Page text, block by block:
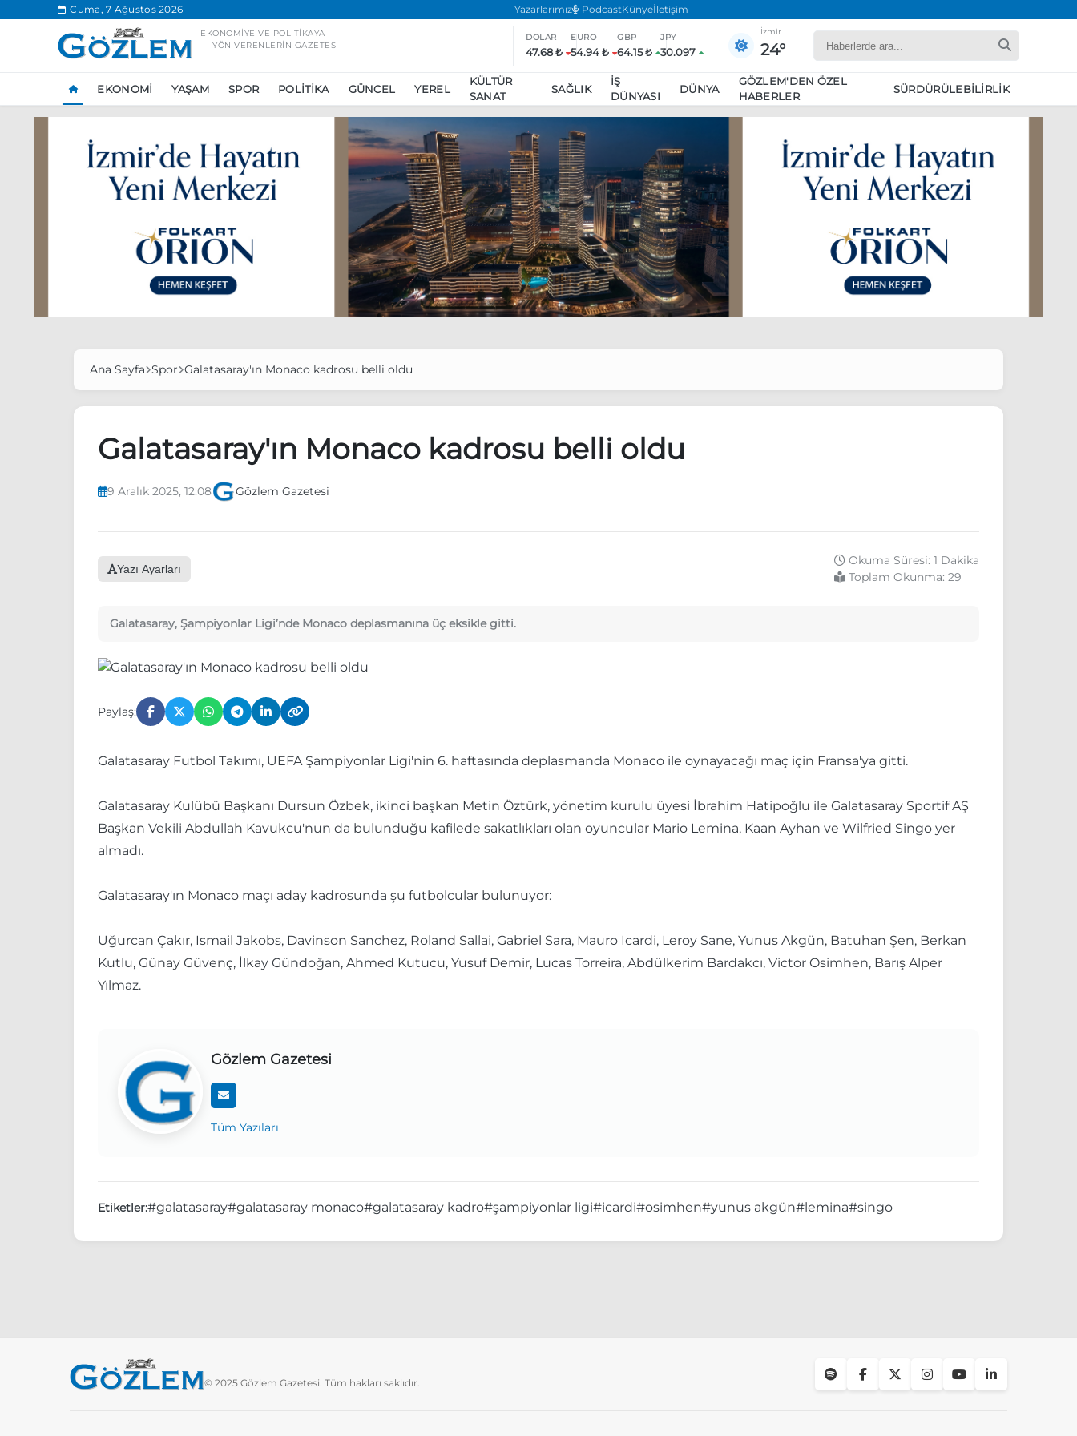
Cuma, 7 Ağustos 2026 Yazarlarımız PodcastKünyeİletişim
EKONOMIYE VE POLITIKAYA
YÖN VERENLERIN GAZETESI
DOLAR
47.68 ₺
EURO
54.94 ₺
GBP
64.15 ₺
JPY
30.097
İzmir
24°
EKONOMI YAŞAM SPOR POLITIKA GÜNCEL YEREL
KÜLTÜR
SANAT
SAĞLIK
İŞ
DÜNYASI
DÜNYA
GÖZLEM'DEN ÖZEL
HABERLER
SÜRDÜRÜLEBILIRLIK
Ankara’da eylem yasağı uzatıldı
Özgür Özel, Ekrem İmamoğlu’nu ziyaret edecek
Ünlü çift bir etkinliğe daha katılmama kararı aldı
Boykot
Ana Sayfa Spor Galatasaray'ın Monaco kadrosu belli oldu
Galatasaray'ın Monaco kadrosu belli oldu
9 Aralık 2025, 12:08 Gözlem Gazetesi
Yazı Ayarları
Okuma Süresi: 1 Dakika
Toplam Okunma: 29
Galatasaray, Şampiyonlar Ligi’nde Monaco deplasmanına üç eksikle gitti.
Paylaş:
Galatasaray Futbol Takımı, UEFA Şampiyonlar Ligi'nin 6. haftasında deplasmanda Monaco ile oynayacağı maç için Fransa'ya gitti.
Galatasaray Kulübü Başkanı Dursun Özbek, ikinci başkan Metin Öztürk, yönetim kurulu üyesi İbrahim Hatipoğlu ile Galatasaray Sportif AŞ
Başkan Vekili Abdullah Kavukcu'nun da bulunduğu kafilede sakatlıkları olan oyuncular Mario Lemina, Kaan Ayhan ve Wilfried Singo yer
almadı.
Galatasaray'ın Monaco maçı aday kadrosunda şu futbolcular bulunuyor:
Uğurcan Çakır, Ismail Jakobs, Davinson Sanchez, Roland Sallai, Gabriel Sara, Mauro Icardi, Leroy Sane, Yunus Akgün, Batuhan Şen, Berkan
Kutlu, Günay Güvenç, İlkay Gündoğan, Ahmed Kutucu, Yusuf Demir, Lucas Torreira, Abdülkerim Bardakcı, Victor Osimhen, Barış Alper
Yılmaz.
Gözlem Gazetesi
Tüm Yazıları
Etiketler:#galatasaray#galatasaray monaco#galatasaray kadro#şampiyonlar ligi#icardi#osimhen#yunus akgün#lemina#singo
© 2025 Gözlem Gazetesi. Tüm hakları saklıdır.